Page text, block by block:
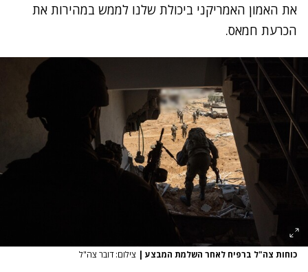
את האמון האמריקני ביכולת שלנו לממש במהירות את
הכרעת חמאס.
כוחות צה"ל ברפיח לאחר השלמת המבצע | צילום: דובר צה"ל